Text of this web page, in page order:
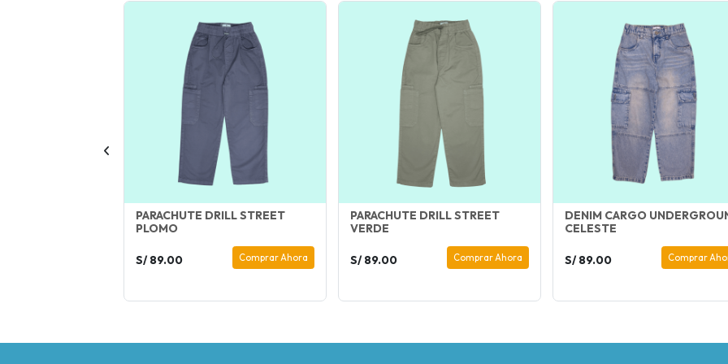
PARACHUTE DRILL STREET
PLOMO
S/ 89.00 Comprar Ahora
PARACHUTE DRILL STREET
VERDE
S/ 89.00 Comprar Ahora
DENIM CARGO
CELESTE
S/ 89.00 Comprar